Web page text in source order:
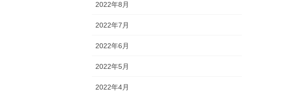
2022年8月
2022年7月
2022年6月
2022年5月
2022年4月